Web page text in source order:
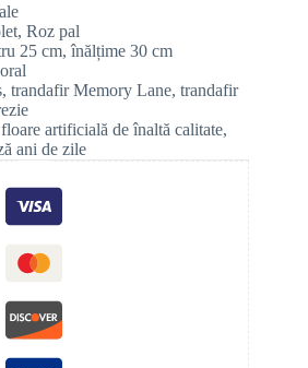
Roz pal
25 cm, înălțime 30 cm
trandafir Memory Lane, trandafir
artificială de înaltă calitate,
ani de zile